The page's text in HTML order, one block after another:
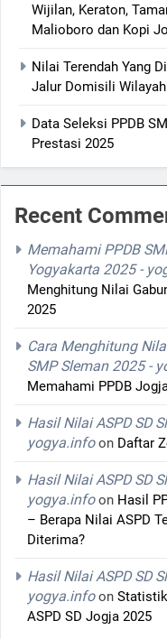
Wijilan, Keraton,
Malioboro dan Kopi
Nilai Terendah Yang
Jalur Domisili Wilayah
Data Seleksi PPDB
Prestasi 2025
Recent
Memahami PPDB
Yogyakarta 2025 -
Menghitung Nilai
2025
Cara Menghitung
SMP Sleman 2025 -
Memahami PPDB
Hasil Nilai ASPD SD
yogya.infoon Daftar
Hasil Nilai ASPD SD
yogya.infoon Hasil
– Berapa Nilai ASPD
Diterima?
Hasil Nilai ASPD SD
yogya.infoon
ASPD SD Jogja 2025